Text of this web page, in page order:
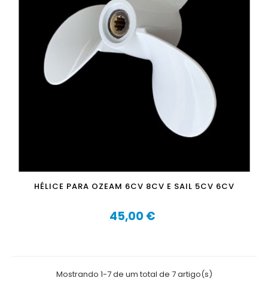
HÉLICE PARA OZEAM 6CV 8CV E SAIL 5CV 6CV
Preço
45,00 €
Mostrando 1-7 de um total de 7 artigo(s)